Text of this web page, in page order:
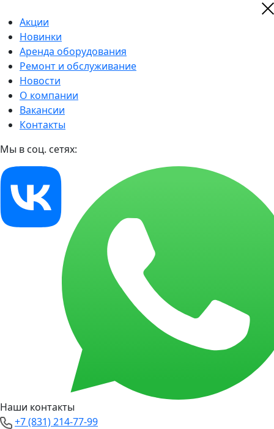
Акции
Новинки
Аренда оборудования
Ремонт и обслуживание
Новости
О компании
Вакансии
Контакты
Мы в соц. сетях:
Наши контакты
+7 (831) 214-77-99